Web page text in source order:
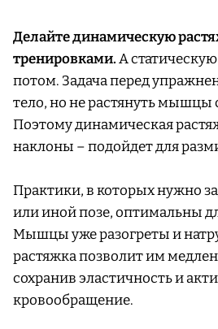
Делайте динамическую
тренировками.А
потом. Задача перед
тело, но не растянуть
Поэтому динамическая
наклоны – подойдет для
Практики, в которых нужно
или иной позе, оптимальны
Мышцы уже разогреты и
растяжка позволит им
сохранив эластичность и
кровообращение.